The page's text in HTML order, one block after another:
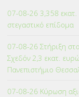
07-08-26 3,358 εκατ.
στεγαστικό επίδομα
07-08-26 Στήριξη
Σχεδόν 2,3 εκατ.
Πανεπιστήμιο
07-08-26 Κύρωση